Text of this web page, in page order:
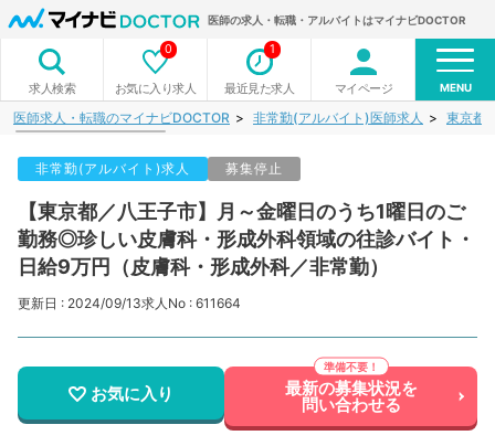
医師の求人・転職・アルバイトはマイナビDOCTOR
求人検索 お気に入り求人
0
最近見た求人
1
マイページ MENU
医師求人・転職のマイナビDOCTOR 非常勤(アルバイト)医師求人 東京都
非常勤(アルバイト)求人 募集停止
【東京都／八王子市】月～金曜日のうち1曜日のご
勤務◎珍しい皮膚科・形成外科領域の往診バイト・
日給9万円（皮膚科・形成外科／非常勤）
更新日 : 2024/09/13求人No : 611664
お気に入り 最新の募集状況を
問い合わせる